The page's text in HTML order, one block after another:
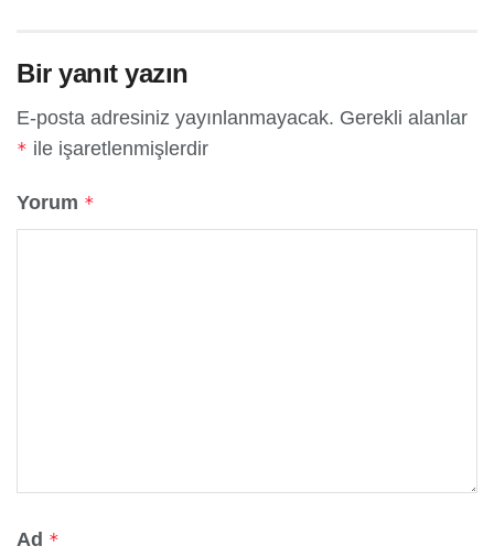
Bir yanıt yazın
E-posta adresiniz yayınlanmayacak. Gerekli alanlar
* ile işaretlenmişlerdir
Yorum *
Ad *